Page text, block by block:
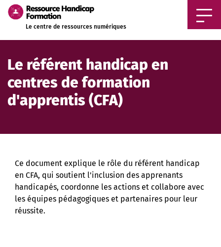
Le centre de ressources numériques
Le référent handicap en
centres de formation
d'apprentis (CFA)
Ce document explique le rôle du référent handicap
en CFA, qui soutient l'inclusion des apprenants
handicapés, coordonne les actions et collabore avec
les équipes pédagogiques et partenaires pour leur
réussite.